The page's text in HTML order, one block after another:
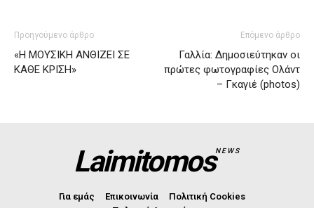
Προηγούμενο άρθρο
«Η ΜΟΥΣΙΚΗ ΑΝΘΙΖΕΙ ΣΕ
ΚΑΘΕ ΚΡΙΣΗ»
Επόμενο άρθρο
Γαλλία: Δημοσιεύτηκαν οι
πρώτες φωτογραφίες Ολάντ
– Γκαγιέ (photos)
LaimitomosNEWS
Για εμάς Επικοινωνία
Πολιτική Cookies